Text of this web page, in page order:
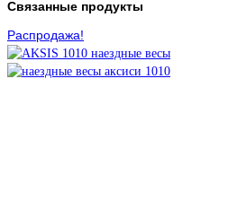
Связанные продукты
Распродажа!